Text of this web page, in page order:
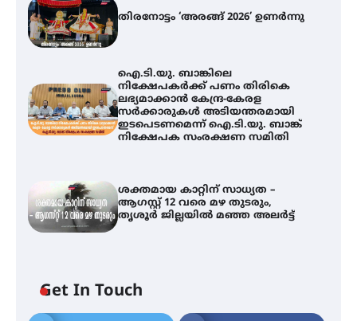
തിരനോട്ടം ‘അരങ്ങ് 2026’ ഉണർന്നു
ഐ.ടി.യു. ബാങ്കിലെ
നിക്ഷേപകർക്ക് പണം തിരികെ
ലഭ്യമാക്കാൻ കേന്ദ്ര-കേരള
സർക്കാരുകൾ അടിയന്തരമായി
ഇടപെടണമെന്ന് ഐ.ടി.യു. ബാങ്ക്
നിക്ഷേപക സംരക്ഷണ സമിതി
ശക്തമായ കാറ്റിന് സാധ്യത –
ആഗസ്റ്റ് 12 വരെ മഴ തുടരും,
തൃശൂർ ജില്ലയിൽ മഞ്ഞ അലർട്ട്
Get In Touch